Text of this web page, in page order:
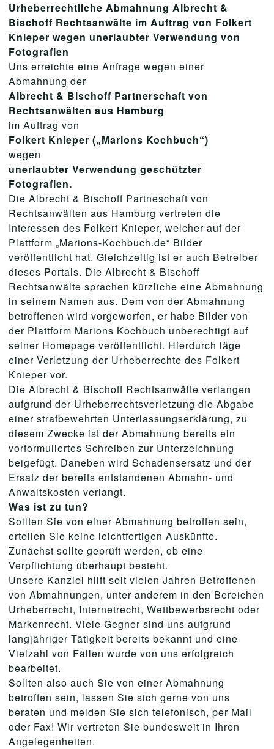
Urheberrechtliche Abmahnung Albrecht &
Bischoff Rechtsanwälte im Auftrag von Folkert
Knieper wegen unerlaubter Verwendung von
Fotografien
Uns erreichte eine Anfrage wegen einer
Abmahnung der
Albrecht & Bischoff Partnerschaft von
Rechtsanwälten aus Hamburg
im Auftrag von
Folkert Knieper („Marions Kochbuch“)
wegen
unerlaubter Verwendung geschützter
Fotografien.
Die Albrecht & Bischoff Partneschaft von
Rechtsanwälten aus Hamburg vertreten die
Interessen des Folkert Knieper, welcher auf der
Plattform „Marions-Kochbuch.de“ Bilder
veröffentlicht hat. Gleichzeitig ist er auch Betreiber
dieses Portals. Die Albrecht & Bischoff
Rechtsanwälte sprachen kürzliche eine Abmahnung
in seinem Namen aus. Dem von der Abmahnung
betroffenen wird vorgeworfen, er habe Bilder von
der Plattform Marions Kochbuch unberechtigt auf
seiner Homepage veröffentlicht. Hierdurch läge
einer Verletzung der Urheberrechte des Folkert
Knieper vor.
Die Albrecht & Bischoff Rechtsanwälte verlangen
aufgrund der Urheberrechtsverletzung die Abgabe
einer strafbewehrten Unterlassungserklärung, zu
diesem Zwecke ist der Abmahnung bereits ein
vorformuliertes Schreiben zur Unterzeichnung
beigefügt. Daneben wird Schadensersatz und der
Ersatz der bereits entstandenen Abmahn- und
Anwaltskosten verlangt.
Was ist zu tun?
Sollten Sie von einer Abmahnung betroffen sein,
erteilen Sie keine leichtfertigen Auskünfte.
Zunächst sollte geprüft werden, ob eine
Verpflichtung überhaupt besteht.
Unsere Kanzlei hilft seit vielen Jahren Betroffenen
von Abmahnungen, unter anderem in den Bereichen
Urheberrecht, Internetrecht, Wettbewerbsrecht oder
Markenrecht. Viele Gegner sind uns aufgrund
langjähriger Tätigkeit bereits bekannt und eine
Vielzahl von Fällen wurde von uns erfolgreich
bearbeitet.
Sollten also auch Sie von einer Abmahnung
betroffen sein, lassen Sie sich gerne von uns
beraten und melden Sie sich telefonisch, per Mail
oder Fax! Wir vertreten Sie bundesweit in Ihren
Angelegenheiten.